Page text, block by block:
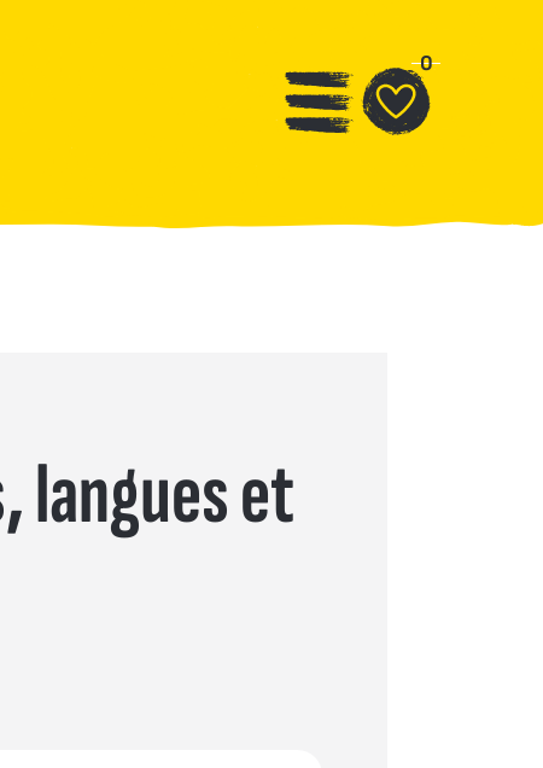
0
langues et